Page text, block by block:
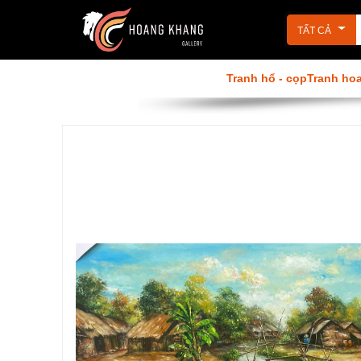
TẤT CẢ
Tranh sơn dầu
Tranh khỏa thân
Tranh hổ - cọpTranh